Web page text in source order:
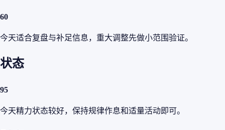
60
今天适合复盘与补足信息，重大调整先做小范围验证。
状态
95
今天精力状态较好，保持规律作息和适量活动即可。